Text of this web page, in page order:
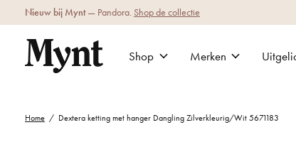
Nieuw bij Mynt— Pandora. Shop de collectie
Shop Merken
Home / Dextera ketting met hanger Dangling Zilverkleurig/Wit 5671183